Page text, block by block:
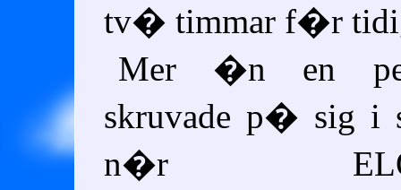
tv� timmar f�r
Mer �n en
skruvade p� sig i
n�r